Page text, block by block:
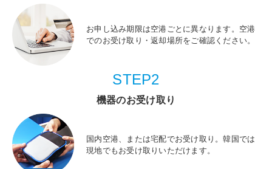
お申し込み期限は空港ごとに異なります。空港
でのお受け取り・返却場所をご確認ください。
STEP2
機器のお受け取り
国内空港、または宅配でお受け取り。韓国では
現地でもお受け取りいただけます。